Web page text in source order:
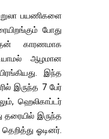
பயணிகளை
போது
காரணமாக
ஆழமான
இந்த
இருந்த 7 பேர்
ஹெலிகாப்டர்
தரையில் இருந்த
ஓடினர்.